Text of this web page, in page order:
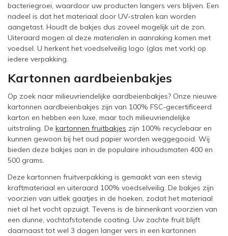
bacteriegroei, waardoor uw producten langers vers blijven. Een
nadeel is dat het materiaal door UV-stralen kan worden
aangetast. Houdt de bakjes dus zoveel mogelijk uit de zon.
Uiteraard mogen al deze materialen in aanraking komen met
voedsel. U herkent het voedselveilig logo (glas met vork) op
iedere verpakking.
Kartonnen aardbeienbakjes
Op zoek naar milieuvriendelijke aardbeienbakjes? Onze nieuwe
kartonnen aardbeienbakjes zijn van 100% FSC-gecertificeerd
karton en hebben een luxe, maar toch milieuvriendelijke
uitstraling. De kartonnen fruitbakjes zijn 100% recyclebaar en
kunnen gewoon bij het oud papier worden weggegooid. Wij
bieden deze bakjes aan in de populaire inhoudsmaten 400 en
500 grams.
Deze kartonnen fruitverpakking is gemaakt van een stevig
kraftmateriaal en uiteraard 100% voedselveilig. De bakjes zijn
voorzien van uitlek gaatjes in de hoeken, zodat het materiaal
niet al het vocht opzuigt. Tevens is de binnenkant voorzien van
een dunne, vochtafstotende coating. Uw zachte fruit blijft
daarnaast tot wel 3 dagen langer vers in een kartonnen